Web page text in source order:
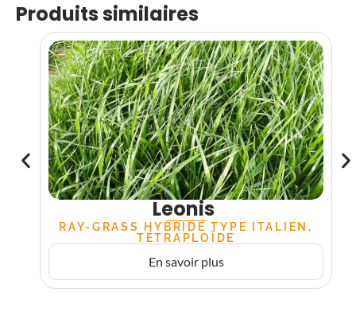
Produits similaires
Leonis
RAY-GRASS HYBRIDE TYPE ITALIEN,
TÉTRAPLOÏDE
En savoir plus